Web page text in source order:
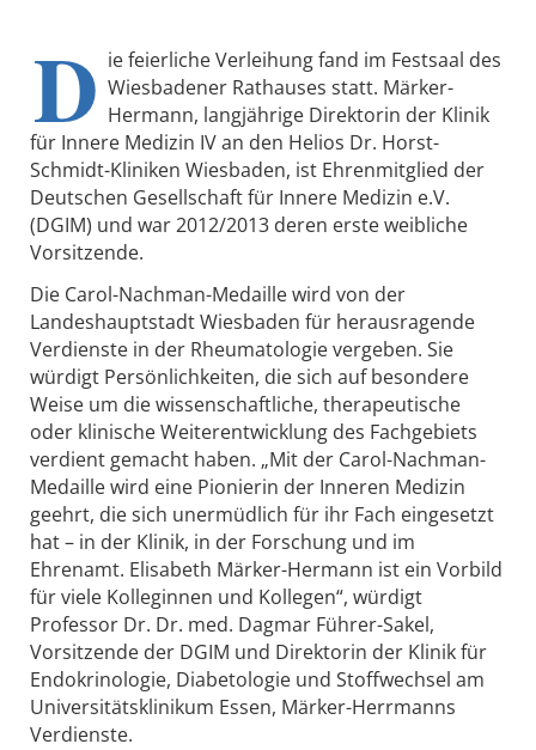
D ie feierliche Verleihung fand im Festsaal des
Wiesbadener Rathauses statt. Märker-
Hermann, langjährige Direktorin der Klinik
für Innere Medizin IV an den Helios Dr. Horst-
Schmidt-Kliniken Wiesbaden, ist Ehrenmitglied der
Deutschen Gesellschaft für Innere Medizin e.V.
(DGIM) und war 2012/2013 deren erste weibliche
Vorsitzende.
Die Carol-Nachman-Medaille wird von der
Landeshauptstadt Wiesbaden für herausragende
Verdienste in der Rheumatologie vergeben. Sie
würdigt Persönlichkeiten, die sich auf besondere
Weise um die wissenschaftliche, therapeutische
oder klinische Weiterentwicklung des Fachgebiets
verdient gemacht haben. „Mit der Carol-Nachman-
Medaille wird eine Pionierin der Inneren Medizin
geehrt, die sich unermüdlich für ihr Fach eingesetzt
hat – in der Klinik, in der Forschung und im
Ehrenamt. Elisabeth Märker-Hermann ist ein Vorbild
für viele Kolleginnen und Kollegen“, würdigt
Professor Dr. Dr. med. Dagmar Führer-Sakel,
Vorsitzende der DGIM und Direktorin der Klinik für
Endokrinologie, Diabetologie und Stoffwechsel am
Universitätsklinikum Essen, Märker-Herrmanns
Verdienste.